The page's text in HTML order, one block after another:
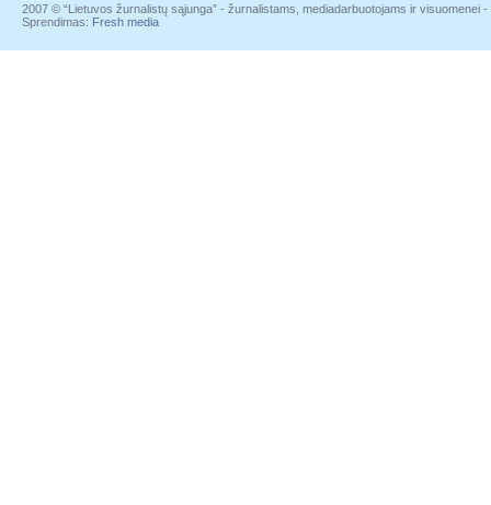
2007 © “Lietuvos žurnalistų sąjunga” - žurnalistams, mediadarbuotojams ir visuomenei
Sprendimas: Fresh media